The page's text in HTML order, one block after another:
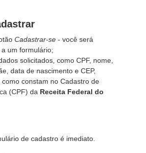
Cadastrar-se - você será
um formulário;
solicitados, como CPF, nome,
data de nascimento e CEP,
constam no Cadastro de
(CPF) da Receita Federal do
de cadastro é imediato.